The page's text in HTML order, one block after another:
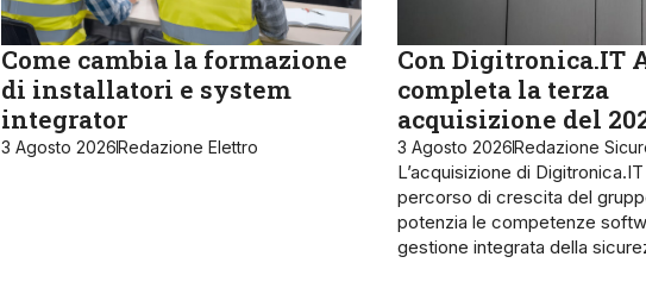
Come cambia la formazione
di installatori e system
integrator
3 Agosto 2026Redazione Elettro
Con Digitronica.IT
completa la terza
acquisizione del
3 Agosto 2026Redazione
L’acquisizione di
percorso di crescita del
potenzia le competenze
gestione integrata della